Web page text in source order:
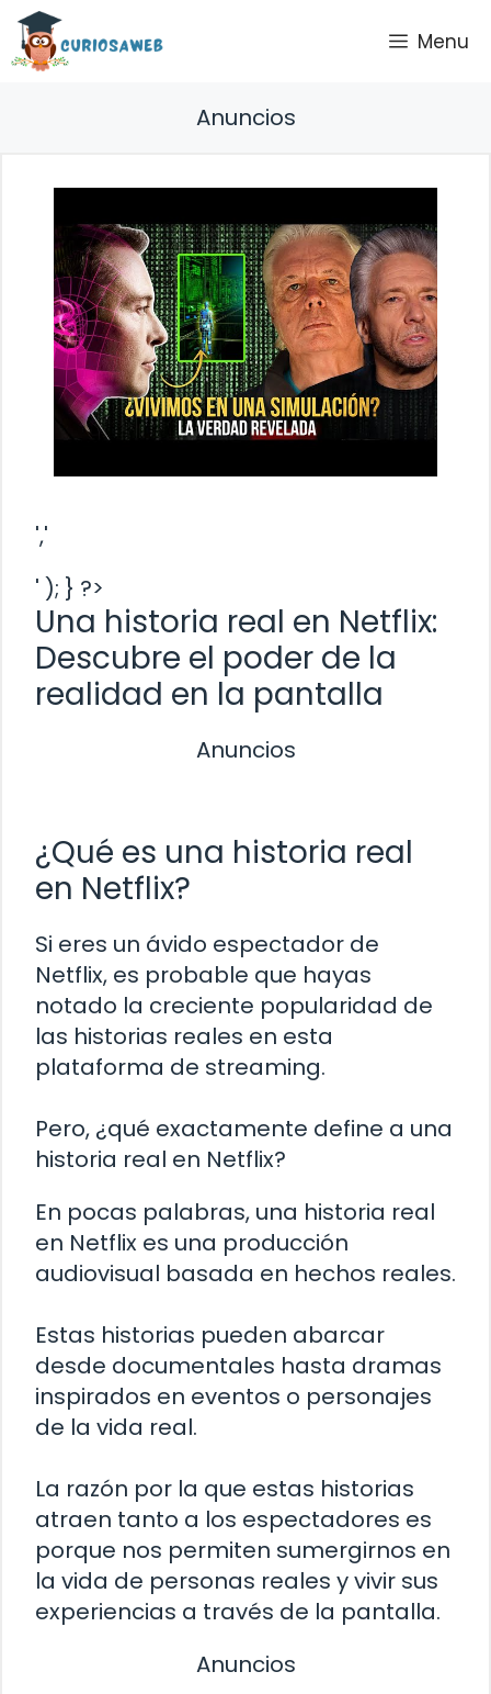
Saltar
contenido
Menu
Anuncios
','
' ); } ?>
Una historia real en Netflix:
Descubre el poder de la
realidad en la pantalla
Anuncios
¿Qué es una historia real
en Netflix?
Si eres un ávido espectador de
Netflix, es probable que hayas
notado la creciente popularidad de
las historias reales en esta
plataforma de streaming.
Pero, ¿qué exactamente define a una
historia real en Netflix?
En pocas palabras, una historia real
en Netflix es una producción
audiovisual basada en hechos reales.
Estas historias pueden abarcar
desde documentales hasta dramas
inspirados en eventos o personajes
de la vida real.
La razón por la que estas historias
atraen tanto a los espectadores es
porque nos permiten sumergirnos en
la vida de personas reales y vivir sus
experiencias a través de la pantalla.
Anuncios